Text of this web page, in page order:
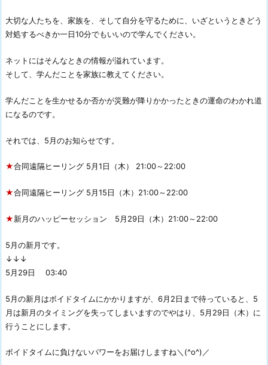
大切な人たちを、家族を、そして自分を守るために、いざというときどう
対処するべきか一日10分でもいいので学んでください。
ネットにはそんなときの情報が溢れています。
そして、学んだことを家族に教えてください。
学んだことを生かせるか否かが災難が降りかかったときの運命のわかれ道
になるのです。
それでは、5月のお知らせです。
★合同遠隔ヒーリング 5月1日（木） 21:00～22:00
★合同遠隔ヒーリング 5月15日（木）21:00～22:00
★新月のハッピーセッション 5月29日（木）21:00～22:00
5月の新月です。
↓↓↓
5月29日 03:40
5月の新月はボイドタイムにかかりますが、6月2日まで待っていると、5
月は新月のタイミングを失ってしまいますのでやはり、5月29日（木）に
行うことにします。
ボイドタイムに負けないパワーをお届けしますね＼(^o^)／